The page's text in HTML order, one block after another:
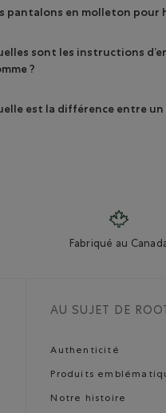
pantalons en molleton pour
sont les instructions
?
est la différence entre
Fabriqué au
AU SUJET DE
Authenticité
Produits
Notre histoire